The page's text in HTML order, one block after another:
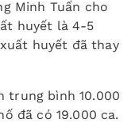
Minh Tuấn cho
huyết là 4-5
huyết đã thay
trung bình 10.000
đã có 19.000 ca.